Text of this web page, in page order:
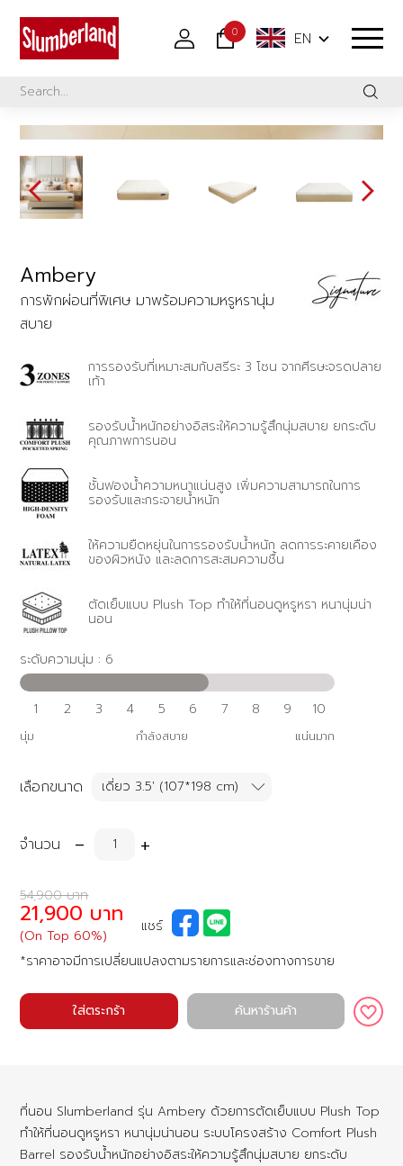
0 EN
Ambery
การพักผ่อนที่พิเศษ มาพร้อมความหรูหรานุ่ม
สบาย
การรองรับที่เหมาะสมกับสรีระ 3 โซน จากศีรษะจรดปลาย
เท้า
รองรับน้ำหนักอย่างอิสระให้ความรู้สึกนุ่มสบาย ยกระดับ
คุณภาพการนอน
ชั้นฟองน้ำความหนาแน่นสูง เพิ่มความสามารถในการ
รองรับและกระจายน้ำหนัก
ให้ความยืดหยุ่นในการรองรับน้ำหนัก ลดการระคายเคือง
ของผิวหนัง และลดการสะสมความชื้น
ตัดเย็บแบบ Plush Top ทำให้ที่นอนดูหรูหรา หนานุ่มน่า
นอน
ระดับความนุ่ม : 6
1 2 3 4 5 6 7 8 9 10
นุ่ม กำลังสบาย แน่นมาก
เลือกขนาด
จำนวน - +
54,900 บาท
21,900 บาท
(On Top 60%)
แชร์
*ราคาอาจมีการเปลี่ยนแปลงตามรายการและช่องทางการขาย
ใส่ตระกร้า ค้นหาร้านค้า
ที่นอน Slumberland รุ่น Ambery ด้วยการตัดเย็บแบบ Plush Top
ทำให้ที่นอนดูหรูหรา หนานุ่มน่านอน ระบบโครงสร้าง Comfort Plush
Barrel รองรับน้ำหนักอย่างอิสระให้ความรู้สึกนุ่มสบาย ยกระดับ